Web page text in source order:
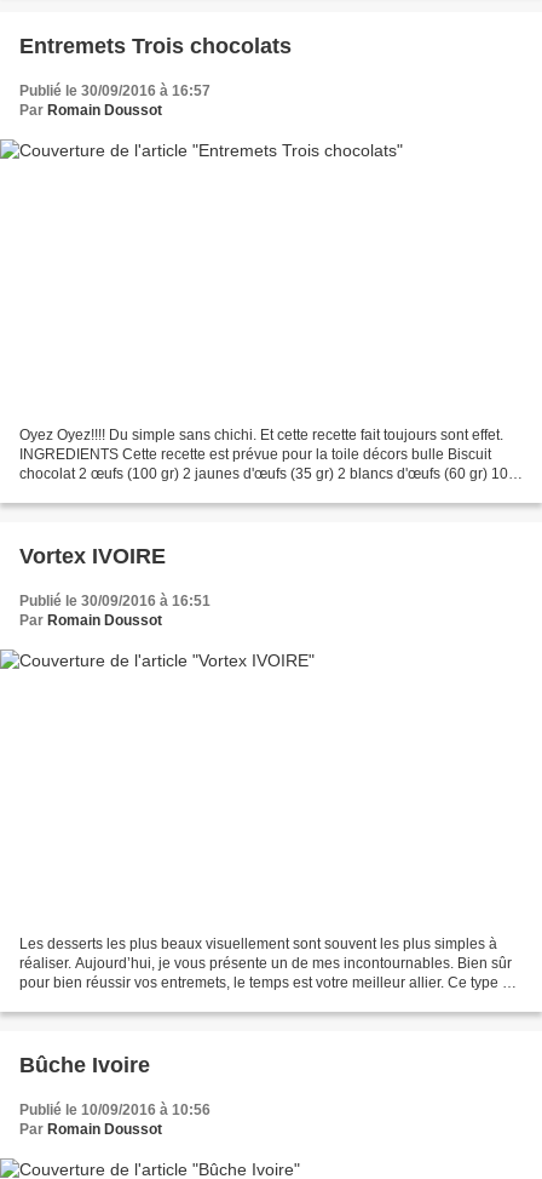
Entremets Trois chocolats
Publié le 30/09/2016 à 16:57
Par Romain Doussot
Oyez Oyez!!!! Du simple sans chichi. Et cette recette fait toujours sont effet.
INGREDIENTS Cette recette est prévue pour la toile décors bulle Biscuit
chocolat 2 œufs (100 gr) 2 jaunes d'œufs (35 gr) 2 blancs d'œufs (60 gr) 100
Vortex IVOIRE
Publié le 30/09/2016 à 16:51
Par Romain Doussot
Les desserts les plus beaux visuellement sont souvent les plus simples à
réaliser. Aujourd’hui, je vous présente un de mes incontournables. Bien sûr
pour bien réussir vos entremets, le temps est votre meilleur allier. Ce type de
Bûche Ivoire
Publié le 10/09/2016 à 10:56
Par Romain Doussot